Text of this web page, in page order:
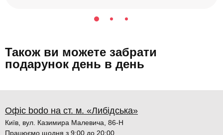
Також ви можете забрати
подарунок день в день
Офіс bodo на ст. м. «Либідська»
Київ, вул. Казимира Малевича, 86-Н
Працюємо щодня з 9:00 до 20:00